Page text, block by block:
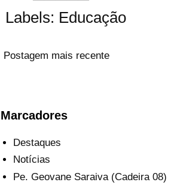
Labels: Educação
Postagem mais recente
Marcadores
Destaques
Notícias
Pe. Geovane Saraiva (Cadeira 08)